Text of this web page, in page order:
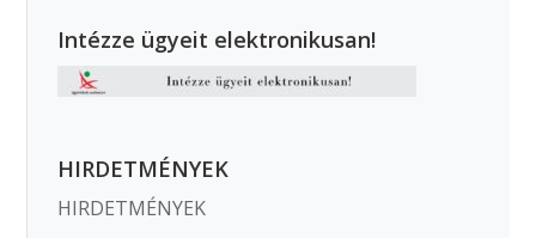
Intézze ügyeit elektronikusan!
HIRDETMÉNYEK
HIRDETMÉNYEK